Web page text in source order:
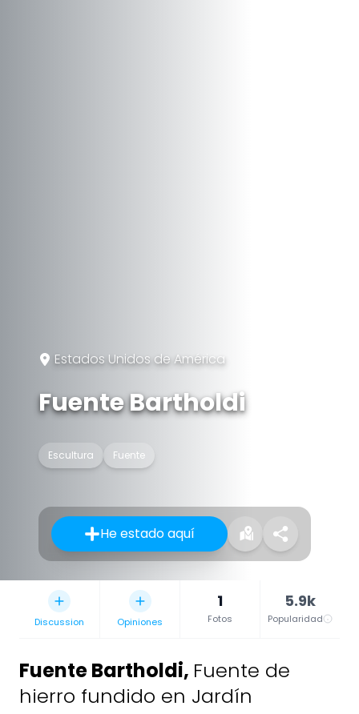
Estados Unidos de América
Fuente Bartholdi
Escultura Fuente
He estado aquí
Discussion Opiniones
1
Fotos
5.9k
Popularidad
Fuente Bartholdi, Fuente de
hierro fundido en Jardín